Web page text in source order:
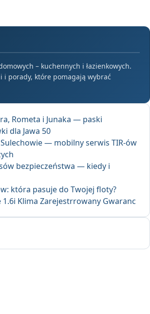
– kuchennych i łazienkowych.
i porady, które pomagają wybrać
Rometa i Junaka — paski
dla Jawa 50
— mobilny serwis TIR-ów
bezpieczeństwa — kiedy i
która pasuje do Twojej floty?
1.6i Klima Zarejestrrowany Gwaranc